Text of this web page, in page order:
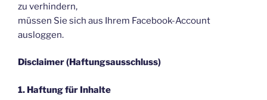
zu verhindern,
müssen Sie sich aus Ihrem Facebook-Account
ausloggen.
Disclaimer (Haftungsausschluss)
1. Haftung für Inhalte